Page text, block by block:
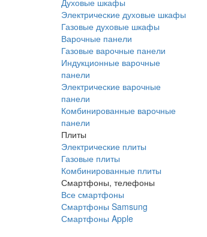
Духовые шкафы
Электрические духовые шкафы
Газовые духовые шкафы
Варочные панели
Газовые варочные панели
Индукционные варочные
панели
Электрические варочные
панели
Комбинированные варочные
панели
Плиты
Электрические плиты
Газовые плиты
Комбинированные плиты
Смартфоны, телефоны
Все смартфоны
Смартфоны Samsung
Смартфоны Apple